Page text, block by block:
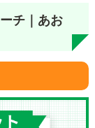
チ｜あお